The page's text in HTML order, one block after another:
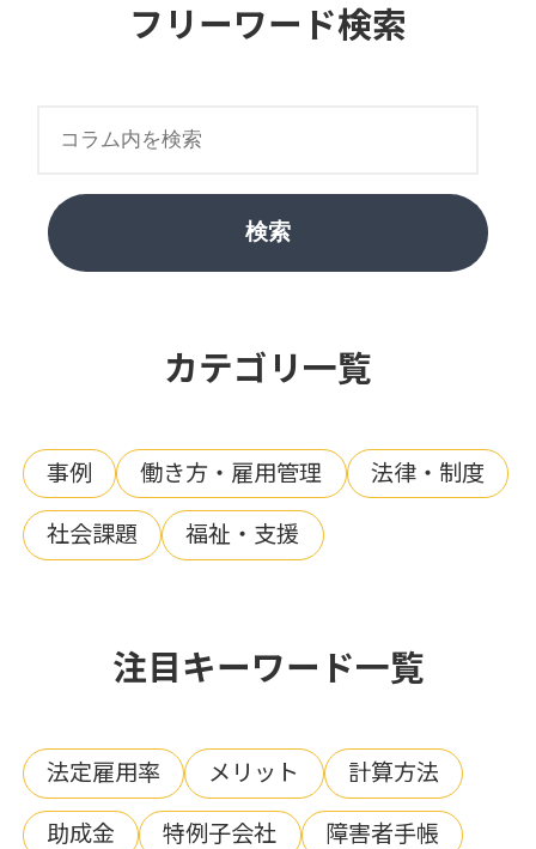
フリーワード検索
検索
カテゴリ一覧
事例 働き方・雇用管理 法律・制度
社会課題 福祉・支援
注目キーワード一覧
法定雇用率 メリット 計算方法
助成金 特例子会社 障害者手帳